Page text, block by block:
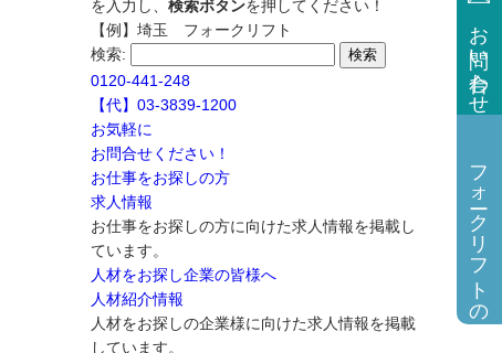
を入力し、 検索ボタンを押してください！
【例】埼玉 フォークリフト
検索:
0120-441-248
【代】03-3839-1200
お気軽に
お問合せください！
お仕事をお探しの方
求人情報
お仕事をお探しの方に向けた求人情報を掲載し
ています。
人材をお探し企業の皆様へ
人材紹介情報
人材をお探しの企業様に向けた求人情報を掲載
しています。
お問い合わせ
フォークリフトの求人情報